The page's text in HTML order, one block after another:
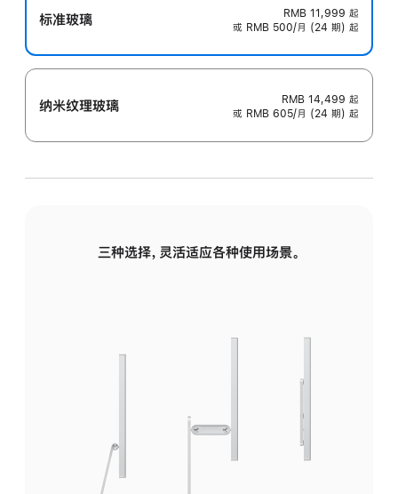
标准玻璃 RMB 11,999 起
或 RMB 500/月 (24 期) 起
纳米纹理玻璃 RMB 14,499 起
或 RMB 605/月 (24 期) 起
三种选择，灵活适应各种使用场景。